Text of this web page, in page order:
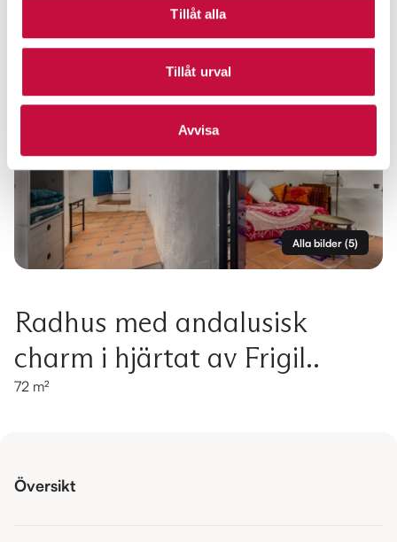
Tillåt alla
Tillåt urval
Avvisa
Alla bilder (5)
Radhus med andalusisk
charm i hjärtat av Frigil..
72 m²
Översikt